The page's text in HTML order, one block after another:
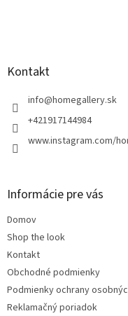
Kontakt
info@homegallery.sk
+421917144984
www.instagram.com/
Informácie pre vás
Domov
Shop the look
Kontakt
Obchodné podmienky
Podmienky ochrany
Reklamačný poriadok